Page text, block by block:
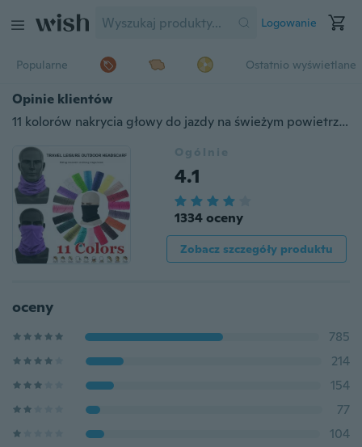
Logowanie
Popularne Ostatnio wyświetlane
Opinie klientów
11 kolorów nakrycia głowy do jazdy na świeżym powietrzu krem do opalania twarz Sacrf bandana magiczna chusta na głowę
Ogólnie
4.1
1334 oceny
Zobacz szczegóły produktu
oceny
785
214
154
77
104